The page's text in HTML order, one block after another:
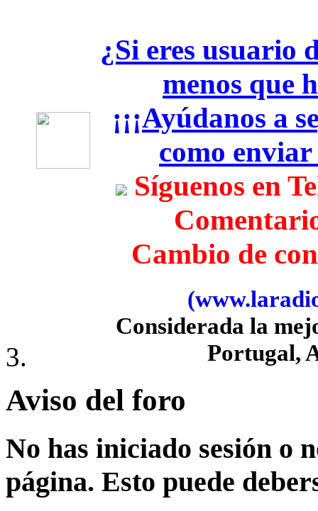
¿Si eres usuario
menos que
¡¡¡Ayúdanos a
como
Síguenos en
Cambio de
Considerada la
Portugal,
Aviso del foro
No has iniciado sesión o
página. Esto puede